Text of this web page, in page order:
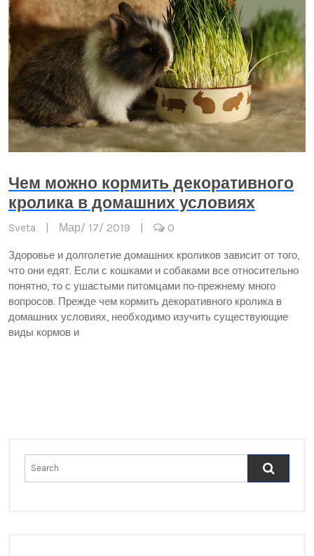
Чем можно кормить декоративного
кролика в домашних условиях
Sveta | Мар/ 17/ 2019 | 0
Здоровье и долголетие домашних кроликов зависит от того,
что они едят. Если с кошками и собаками все относительно
понятно, то с ушастыми питомцами по-прежнему много
вопросов. Прежде чем кормить декоративного кролика в
домашних условиях, необходимо изучить существующие
виды кормов и